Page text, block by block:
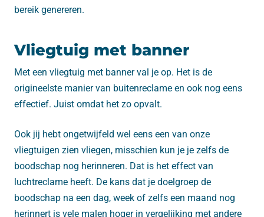
bereik genereren.
Vliegtuig met banner
Met een vliegtuig met banner val je op. Het is de
origineelste manier van buitenreclame en ook nog eens
effectief. Juist omdat het zo opvalt.
Ook jij hebt ongetwijfeld wel eens een van onze
vliegtuigen zien vliegen, misschien kun je je zelfs de
boodschap nog herinneren. Dat is het effect van
luchtreclame heeft. De kans dat je doelgroep de
boodschap na een dag, week of zelfs een maand nog
herinnert is vele malen hoger in vergelijking met andere